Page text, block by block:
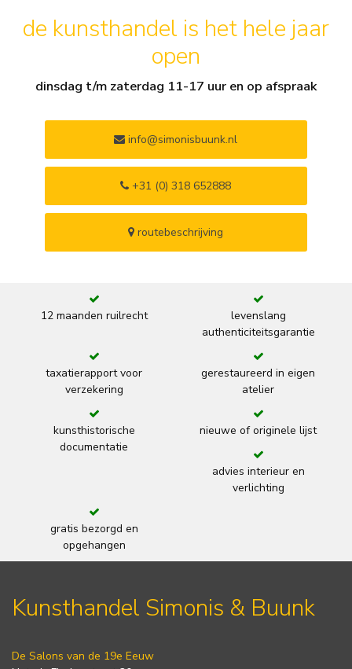
de kunsthandel is het hele jaar
open
dinsdag t/m zaterdag 11-17 uur en op afspraak
info@simonisbuunk.nl
+31 (0) 318 652888
routebeschrijving
12 maanden ruilrecht
levenslang
authenticiteitsgarantie
taxatierapport voor
verzekering
gerestaureerd in eigen
atelier
kunsthistorische
documentatie
nieuwe of originele lijst
advies interieur en
verlichting
gratis bezorgd en
opgehangen
Kunsthandel Simonis & Buunk
De Salons van de 19e Eeuw